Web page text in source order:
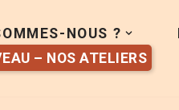
NOUS ?
– NOS ATELIERS